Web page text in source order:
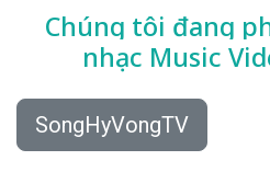
Chúng tôi đang
nhạc Music
SongHyVongTV